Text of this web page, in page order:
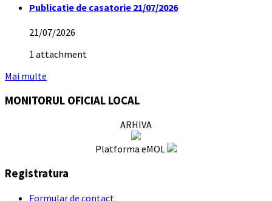
Publicatie de casatorie 21/07/2026
21/07/2026
1 attachment
Mai multe
MONITORUL OFICIAL LOCAL
ARHIVA
Platforma eMOL
Registratura
Formular de contact